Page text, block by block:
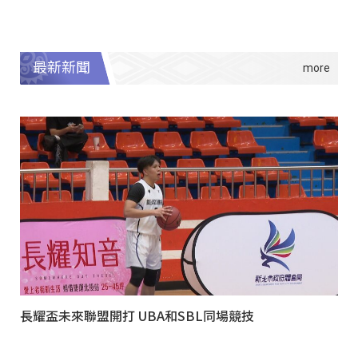
最新新聞
長耀盃未來聯盟開打 UBA和SBL同場競技